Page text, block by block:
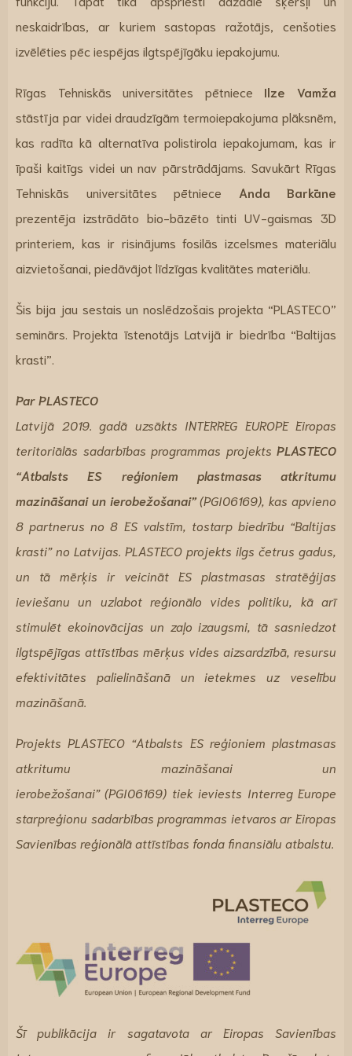
neskaidrības, ar kuriem sastopas ražotājs, cenšoties
izvēlēties pēc iespējas ilgtspējīgāku iepakojumu.
Rīgas Tehniskās universitātes pētniece Ilze Vamža
stāstīja par videi draudzīgām termoiepakojuma plāksnēm,
kas radīta kā alternatīva polistirola iepakojumam, kas ir
īpaši kaitīgs videi un nav pārstrādājams. Savukārt Rīgas
Tehniskās universitātes pētniece Anda Barkāne
prezentēja izstrādāto bio-bāzēto tinti UV-gaismas 3D
printeriem, kas ir risinājums fosilās izcelsmes materiālu
aizvietošanai, piedāvājot līdzīgas kvalitātes materiālu.
Šis bija jau sestais un noslēdzošais projekta “PLASTECO”
seminārs. Projekta īstenotājs Latvijā ir biedrība “Baltijas
krasti”.
Par PLASTECO
Latvijā 2019. gadā uzsākts INTERREG EUROPE Eiropas
teritoriālās sadarbības programmas projekts PLASTECO
“Atbalsts ES reģioniem plastmasas atkritumu
mazināšanai un ierobežošanai”(PGI06169), kas apvieno
8 partnerus no 8 ES valstīm, tostarp biedrību “Baltijas
krasti” no Latvijas. PLASTECO projekts ilgs četrus gadus,
un tā mērķis ir veicināt ES plastmasas stratēģijas
ieviešanu un uzlabot reģionālo vides politiku, kā arī
stimulēt ekoinovācijas un zaļo izaugsmi, tā sasniedzot
ilgtspējīgas attīstības mērķus vides aizsardzībā, resursu
efektivitātes palielināšanā un ietekmes uz veselību
mazināšanā.
Projekts PLASTECO “Atbalsts ES reģioniem plastmasas
atkritumu mazināšanai un
ierobežošanai” (PGI06169) tiek ieviests Interreg Europe
starpreģionu sadarbības programmas ietvaros ar Eiropas
Savienības reģionālā attīstības fonda finansiālu atbalstu.
Šī publikācija ir sagatavota ar Eiropas Savienības